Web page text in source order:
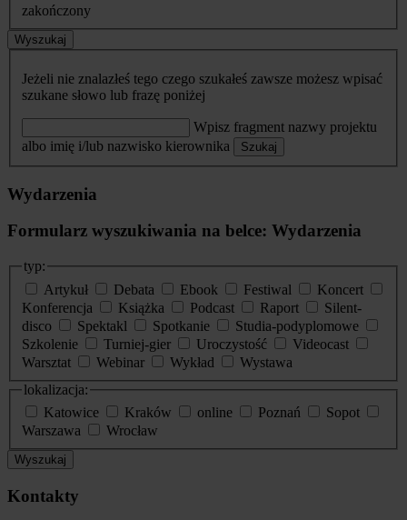
zakończony
Wyszukaj
Jeżeli nie znalazłeś tego czego szukałeś zawsze możesz wpisać
szukane słowo lub frazę poniżej
Wpisz fragment nazwy projektu
albo imię i/lub nazwisko kierownika
Szukaj
Wydarzenia
Formularz wyszukiwania na belce: Wydarzenia
typ:
Artykuł
Debata Ebook Festiwal
Koncert
Konferencja
Książka Podcast Raport
Silent-
disco
Spektakl Spotkanie
Studia-podyplomowe
Szkolenie
Turniej-gier Uroczystość
Videocast
Warsztat
Webinar Wykład
Wystawa
lokalizacja:
Katowice
Kraków online Poznań
Sopot
Warszawa
Wrocław
Wyszukaj
Kontakty